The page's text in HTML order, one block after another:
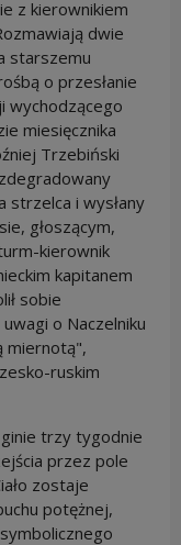
z kierownikiem
dwie
starszemu
o przesłanie
wychodzącego
miesięcznika
Trzebiński
i wysłany
głoszącym,
kierownik
kapitanem
sobie
o Naczelniku
miernotą",
ruskim
trzy tygodnie
przez pole
zostaje
potężnej,